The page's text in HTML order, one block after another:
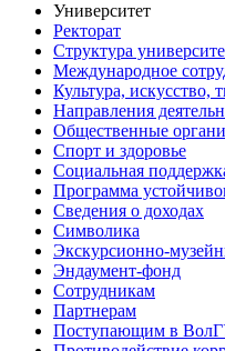
Университет
Ректорат
Структура
Международное
Культура, искусство,
Направления
Общественные
Спорт и здоровье
Социальная
Программа
Сведения о доходах
Символика
Экскурсионно-
Эндаумент-фонд
Сотрудникам
Партнерам
Поступающим в